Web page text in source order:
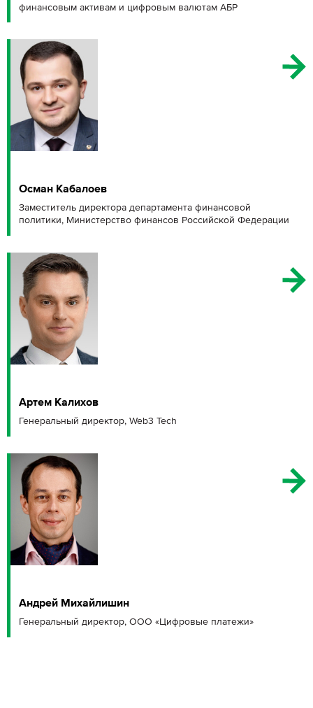
финансовым активам и цифровым валютам АБР
Осман Кабалоев
Заместитель директора департамента финансовой
политики, Министерство финансов Российской Федерации
Артем Калихов
Генеральный директор, Web3 Tech
Андрей Михайлишин
Генеральный директор, ООО «Цифровые платежи»